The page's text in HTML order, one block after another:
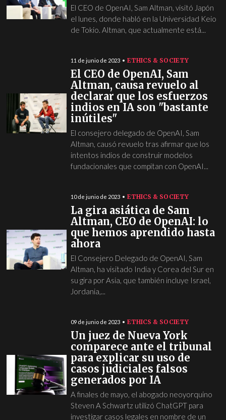
El CEO de OpenAI, Sam Altman, visitó Japón
el lunes, donde habló en la Universidad Keio
de Tokio. Altman, que actualmente está...
11 de junio de 2023 ETHICS & SOCIETY
El CEO de OpenAI, Sam
Altman, causa revuelo al
declarar que los esfuerzos
indios en IA son "bastante
inútiles"
El consejero delegado de OpenAI, Sam
Altman, causó revuelo tras afirmar que los
intentos indios de construir modelos
fundacionales que compitan con OpenAI...
10 de junio de 2023 ETHICS & SOCIETY
La gira asiática de Sam
Altman, CEO de OpenAI: lo
que hemos aprendido hasta
ahora
El Consejero Delegado de OpenAI, Sam
Altman, ha visitado India y Corea del Sur en
su gira por Asia, que también incluye Israel,
Jordania,...
09 de junio de 2023 ETHICS & SOCIETY
Un juez de Nueva York
comparece ante el tribunal
para explicar su uso de
casos judiciales falsos
generados por IA
A finales de mayo, el abogado neoyorquino
Steven A Schwartz utilizó ChatGPT para
investigar casos legales en nombre de un